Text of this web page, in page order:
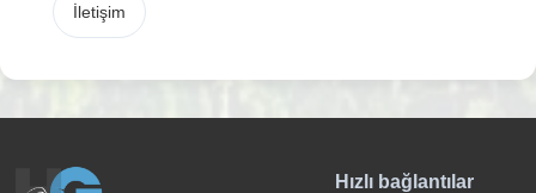
İletişim
Hızlı bağlantılar